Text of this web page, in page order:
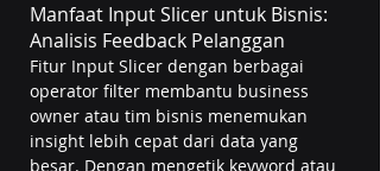
Manfaat Input Slicer untuk Bisnis:
Analisis Feedback Pelanggan
Fitur Input Slicer dengan berbagai
operator filter membantu business
owner atau tim bisnis menemukan
insight lebih cepat dari data yang
besar. Dengan mengetik keyword atau